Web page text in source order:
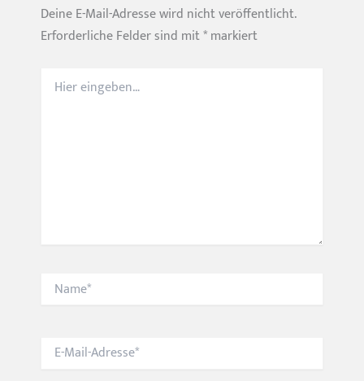
Deine E-Mail-Adresse wird nicht veröffentlicht.
Erforderliche Felder sind mit*markiert
eingeben…
Name*
Mail-